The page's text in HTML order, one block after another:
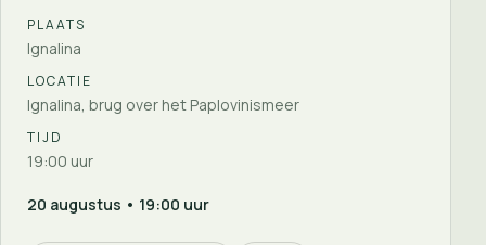
PLAATS
Ignalina
LOCATIE
Ignalina, brug over het Paplovinismeer
TIJD
19:00 uur
20 augustus • 19:00 uur